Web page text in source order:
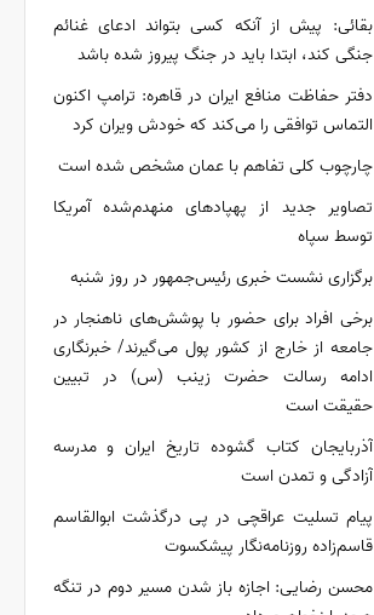
بقائی: پیش از آنکه کسی بتواند ادعای غنائم
جنگی کند، ابتدا باید در جنگ پیروز شده باشد
دفتر حفاظت منافع ایران در قاهره: ترامپ اکنون
التماس توافقی را می‌کند که خودش ویران کرد
چارچوب کلی تفاهم با عمان مشخص شده است
تصاویر جدید از پهپادهای منهدم‌شده آمریکا
توسط سپاه
برگزاری نشست خبری رئیس‌جمهور در روز شنبه
برخی افراد برای حضور با پوشش‌های ناهنجار در
جامعه از خارج از کشور پول می‌گیرند/ خبرنگاری
ادامه رسالت حضرت زینب (س) در تبیین
حقیقت است
آذربایجان کتاب گشوده تاریخ ایران و مدرسه
آزادگی و تمدن است
پیام تسلیت عراقچی در پی درگذشت ابوالقاسم
قاسم‌زاده روزنامه‌نگار پیشکسوت
محسن رضایی: اجازه باز شدن مسیر دوم در تنگه